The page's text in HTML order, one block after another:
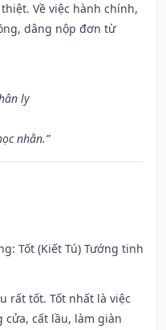
Về việc hành chính,
dâng nộp đơn từ
ly
nhằn.”
Tốt (Kiết Tú) Tướng tinh
rất tốt. Tốt nhất là việc
cất lầu, làm giàn